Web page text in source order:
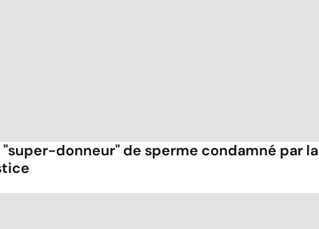
"super-donneur" de sperme condamné par la